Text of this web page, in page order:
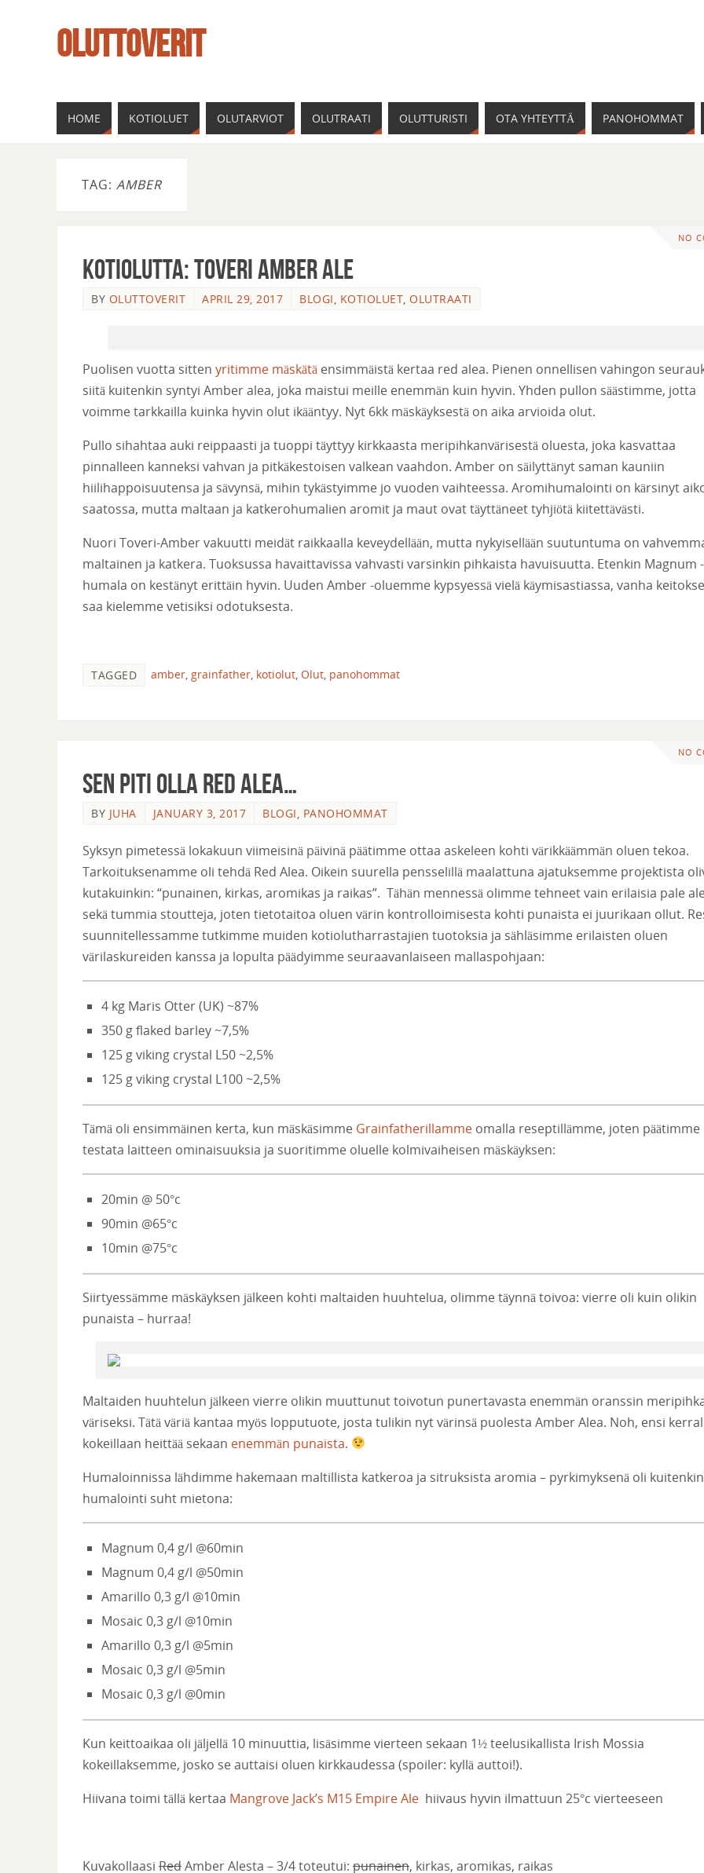
OLUTTOVERIT
HOME KOTIOLUET OLUTARVIOT OLUTRAATI OLUTTURISTI OTA YHTEYTTÄ PANOHOMMAT
TAG: AMBER
NO
Kotiolutta: Toveri Amber ale
BY OLUTTOVERIT APRIL 29, 2017 BLOGI, KOTIOLUET, OLUTRAATI
Puolisen vuotta sitten yritimme mäskätä ensimmäistä kertaa red alea. Pienen onnellisen vahingon
siitä kuitenkin syntyi Amber alea, joka maistui meille enemmän kuin hyvin. Yhden pullon säästimme, jotta
voimme tarkkailla kuinka hyvin olut ikääntyy. Nyt 6kk mäskäyksestä on aika arvioida olut.
Pullo sihahtaa auki reippaasti ja tuoppi täyttyy kirkkaasta meripihkanvärisestä oluesta, joka kasvattaa
pinnalleen kanneksi vahvan ja pitkäkestoisen valkean vaahdon. Amber on säilyttänyt saman kauniin
hiilihappoisuutensa ja sävynsä, mihin tykästyimme jo vuoden vaihteessa. Aromihumalointi on kärsinyt
saatossa, mutta maltaan ja katkerohumalien aromit ja maut ovat täyttäneet tyhjiötä kiitettävästi.
Nuori Toveri-Amber vakuutti meidät raikkaalla keveydellään, mutta nykyisellään suutuntuma on
maltainen ja katkera. Tuoksussa havaittavissa vahvasti varsinkin pihkaista havuisuutta. Etenkin Magnum -
humala on kestänyt erittäin hyvin. Uuden Amber -oluemme kypsyessä vielä käymisastiassa, vanha
saa kielemme vetisiksi odotuksesta.
TAGGED amber grainfather kotiolut Olut panohommat
NO
Sen piti olla Red Alea…
BY JUHA JANUARY 3, 2017 BLOGI, PANOHOMMAT
Syksyn pimetessä lokakuun viimeisinä päivinä päätimme ottaa askeleen kohti värikkäämmän oluen tekoa.
Tarkoituksenamme oli tehdä Red Alea. Oikein suurella pensselillä maalattuna ajatuksemme projektista
kutakuinkin: “punainen, kirkas, aromikas ja raikas”. Tähän mennessä olimme tehneet vain erilaisia pale
sekä tummia stoutteja, joten tietotaitoa oluen värin kontrolloimisesta kohti punaista ei juurikaan ollut.
suunnitellessamme tutkimme muiden kotiolutharrastajien tuotoksia ja sähläsimme erilaisten oluen
värilaskureiden kanssa ja lopulta päädyimme seuraavanlaiseen mallaspohjaan:
4 kg Maris Otter (UK) ~87%
350 g flaked barley ~7,5%
125 g viking crystal L50 ~2,5%
125 g viking crystal L100 ~2,5%
Tämä oli ensimmäinen kerta, kun mäskäsimme Grainfatherillamme omalla reseptillämme, joten päätimme
testata laitteen ominaisuuksia ja suoritimme oluelle kolmivaiheisen mäskäyksen:
20min @ 50°c
90min @65°c
10min @75°c
Siirtyessämme mäskäyksen jälkeen kohti maltaiden huuhtelua, olimme täynnä toivoa: vierre oli kuin olikin
punaista – hurraa!
Maltaiden huuhtelun jälkeen vierre olikin muuttunut toivotun punertavasta enemmän oranssin
väriseksi. Tätä väriä kantaa myös lopputuote, josta tulikin nyt värinsä puolesta Amber Alea. Noh, ensi
kokeillaan heittää sekaan enemmän punaista.
Humaloinnissa lähdimme hakemaan maltillista katkeroa ja sitruksista aromia – pyrkimyksenä oli
humalointi suht mietona:
Magnum 0,4 g/l @60min
Magnum 0,4 g/l @50min
Amarillo 0,3 g/l @10min
Mosaic 0,3 g/l @10min
Amarillo 0,3 g/l @5min
Mosaic 0,3 g/l @5min
Mosaic 0,3 g/l @0min
Kun keittoaikaa oli jäljellä 10 minuuttia, lisäsimme vierteen sekaan 1½ teelusikallista Irish Mossia
kokeillaksemme, josko se auttaisi oluen kirkkaudessa (spoiler: kyllä auttoi!).
Hiivana toimi tällä kertaa Mangrove Jack’s M15 Empire Ale hiivaus hyvin ilmattuun 25°c vierteeseen
Kuvakollaasi RedAmber Alesta – 3/4 toteutui: punainen, kirkas, aromikas, raikas